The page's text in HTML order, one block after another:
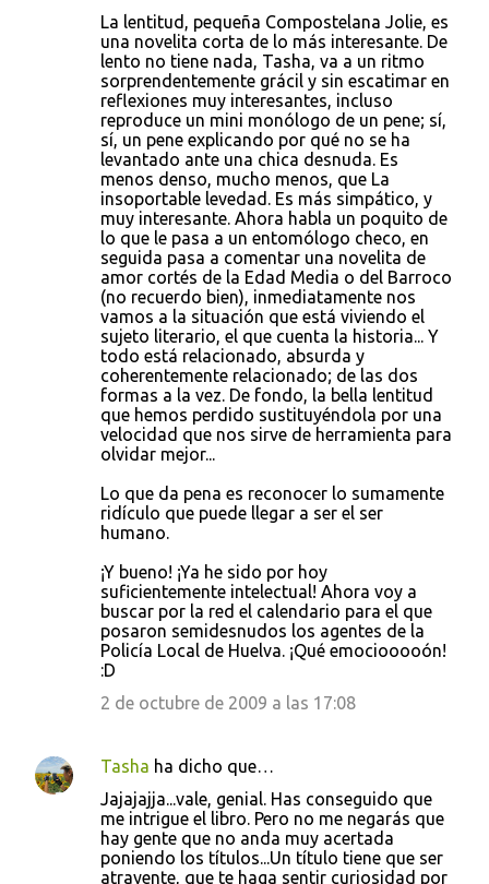
La lentitud, pequeña Compostelana Jolie, es
una novelita corta de lo más interesante. De
lento no tiene nada, Tasha, va a un ritmo
sorprendentemente grácil y sin escatimar en
reflexiones muy interesantes, incluso
reproduce un mini monólogo de un pene; sí,
sí, un pene explicando por qué no se ha
levantado ante una chica desnuda. Es
menos denso, mucho menos, que La
insoportable levedad. Es más simpático, y
muy interesante. Ahora habla un poquito de
lo que le pasa a un entomólogo checo, en
seguida pasa a comentar una novelita de
amor cortés de la Edad Media o del Barroco
(no recuerdo bien), inmediatamente nos
vamos a la situación que está viviendo el
sujeto literario, el que cuenta la historia... Y
todo está relacionado, absurda y
coherentemente relacionado; de las dos
formas a la vez. De fondo, la bella lentitud
que hemos perdido sustituyéndola por una
velocidad que nos sirve de herramienta para
olvidar mejor...
Lo que da pena es reconocer lo sumamente
ridículo que puede llegar a ser el ser
humano.
¡Y bueno! ¡Ya he sido por hoy
suficientemente intelectual! Ahora voy a
buscar por la red el calendario para el que
posaron semidesnudos los agentes de la
Policía Local de Huelva. ¡Qué emociooooón!
:D
2 de octubre de 2009 a las 17:08
Tasha ha dicho que…
Jajajajja...vale, genial. Has conseguido que
me intrigue el libro. Pero no me negarás que
hay gente que no anda muy acertada
poniendo los títulos...Un título tiene que ser
atrayente, que te haga sentir curiosidad por